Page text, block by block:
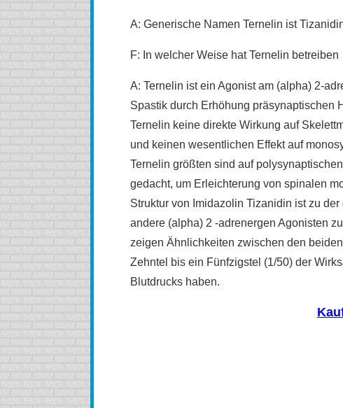
A: Generische Namen Ternelin ist
F: In welcher Weise hat Ternelin betreiben
A: Ternelin ist ein Agonist am (alpha) 2-
Spastik durch Erhöhung präsynaptischen
Ternelin keine direkte Wirkung auf
und keinen wesentlichen Effekt auf
Ternelin größten sind auf
gedacht, um Erleichterung von spinalen
Struktur von Imidazolin Tizanidin ist zu
andere (alpha) 2 -adrenergen Agonisten
zeigen Ähnlichkeiten zwischen den
Zehntel bis ein Fünfzigstel (1/50) der
Blutdrucks haben.